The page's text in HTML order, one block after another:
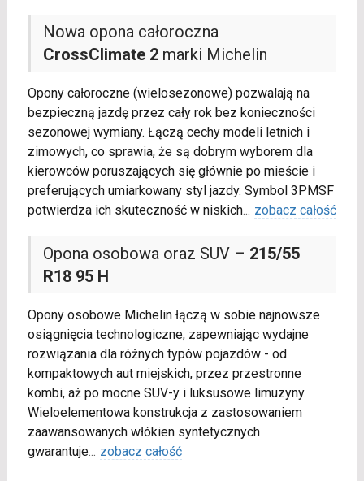
Nowa opona całoroczna
CrossClimate 2marki Michelin
Opony całoroczne (wielosezonowe) pozwalają na
bezpieczną jazdę przez cały rok bez konieczności
sezonowej wymiany. Łączą cechy modeli letnich i
zimowych, co sprawia, że są dobrym wyborem dla
kierowców poruszających się głównie po mieście i
preferujących umiarkowany styl jazdy. Symbol 3PMSF
potwierdza ich skuteczność w niskich... zobacz całość
Opona osobowa oraz SUV – 215/55
R18 95 H
Opony osobowe Michelin łączą w sobie najnowsze
osiągnięcia technologiczne, zapewniając wydajne
rozwiązania dla różnych typów pojazdów - od
kompaktowych aut miejskich, przez przestronne
kombi, aż po mocne SUV-y i luksusowe limuzyny.
Wieloelementowa konstrukcja z zastosowaniem
zaawansowanych włókien syntetycznych
gwarantuje... zobacz całość